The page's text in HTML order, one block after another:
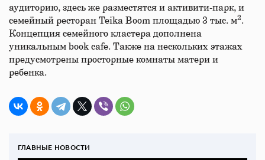
аудиторию, здесь же разместятся и активити-парк, и
семейный ресторан Teika Boom площадью 3 тыс. м2.
Концепция семейного кластера дополнена
уникальным book cafe. Также на нескольких этажах
предусмотрены просторные комнаты матери и
ребенка.
ГЛАВНЫЕ НОВОСТИ